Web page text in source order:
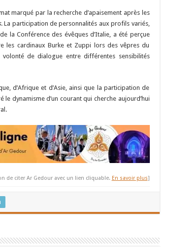
marqué par la recherche d’apaisement après les
. La participation de personnalités aux profils variés,
la Conférence des évêques d’Italie, a été perçue
les cardinaux Burke et Zuppi lors des vêpres du
de dialogue entre différentes sensibilités
d’Afrique et d’Asie, ainsi que la participation de
dynamisme d’un courant qui cherche aujourd’hui
citer Ar Gedour avec un lien cliquable. En savoir plus]